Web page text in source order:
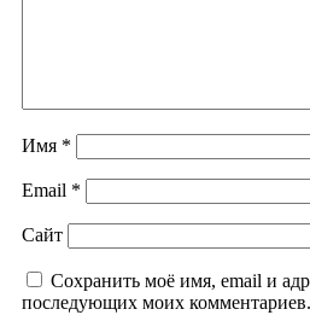
Имя *
Email *
Сайт
Сохранить моё имя, email и
последующих моих комментариев.